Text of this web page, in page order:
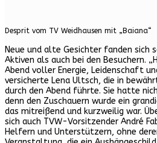
Desprit vom TV Weidhausen mit „Baiana“
Neue und alte Gesichter fanden sich
Aktiven als auch bei den Besuchern.
Abend voller Energie, Leidenschaft
versicherte Lena Ultsch, die in
durch den Abend führte. Sie hatte
denn den Zuschauern wurde ein
das mitreißend und kurzweilig war.
sich auch TVW-Vorsitzender André
Helfern und Unterstützern, ohne